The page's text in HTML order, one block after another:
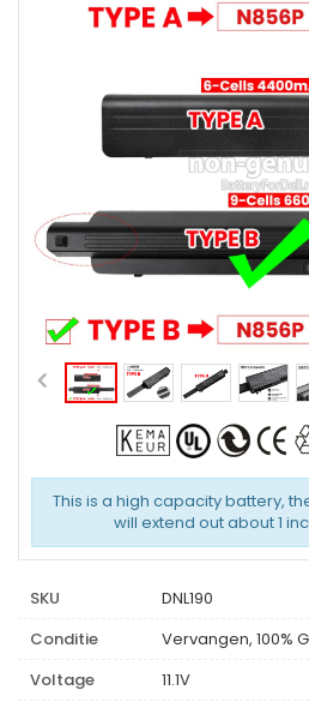
This is a high capacity battery,
will extend out about 1
SKU
DNL190
Conditie
Vervangen, 100%
Voltage
11.1V